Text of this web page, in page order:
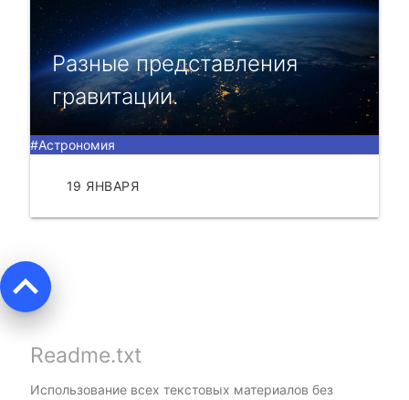
Разные представления
гравитации.
#Астрономия
19 ЯНВАРЯ
keyboard_arrow_up
Readme.txt
Использование всех текстовых материалов без